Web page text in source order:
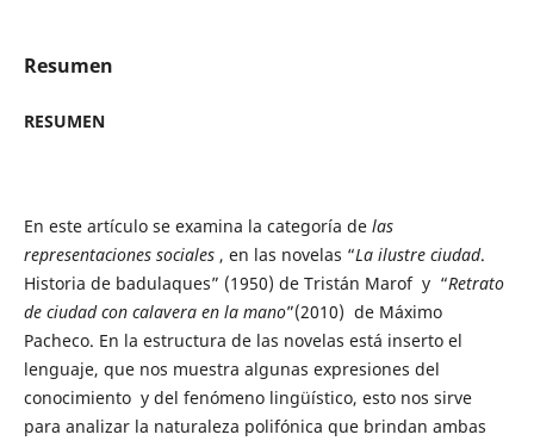
Resumen
RESUMEN
En este artículo se examina la categoría de las
representaciones sociales , en las novelas “La ilustre ciudad.
Historia de badulaques” (1950) de Tristán Marof y “Retrato
de ciudad con calavera en la mano”(2010) de Máximo
Pacheco. En la estructura de las novelas está inserto el
lenguaje, que nos muestra algunas expresiones del
conocimiento y del fenómeno lingüístico, esto nos sirve
para analizar la naturaleza polifónica que brindan ambas